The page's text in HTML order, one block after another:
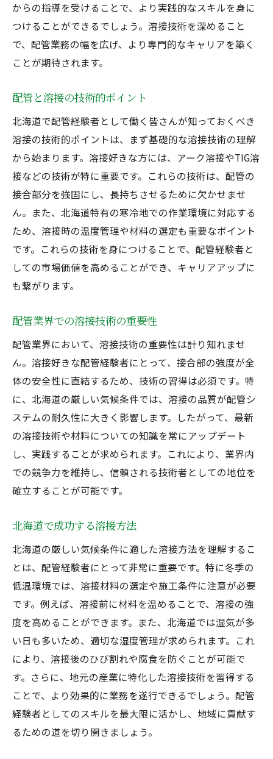
からの指導を受けることで、より実践的なスキルを身に
つけることができるでしょう。溶接技術を深めること
で、配管業務の幅を広げ、より専門的なキャリアを築く
ことが期待されます。
配管と溶接の技術的ポイント
北海道で配管経験者として働く皆さんが知っておくべき
溶接の技術的ポイントは、まず基礎的な溶接技術の理解
から始まります。溶接好きな方には、アーク溶接やTIG溶
接などの技術が特に重要です。これらの技術は、配管の
接合部分を強固にし、長持ちさせるために欠かせませ
ん。また、北海道特有の寒冷地での作業環境に対応する
ため、溶接時の温度管理や材料の選定も重要なポイント
です。これらの技術を身につけることで、配管経験者と
しての市場価値を高めることができ、キャリアアップに
も繋がります。
配管業界での溶接技術の重要性
配管業界において、溶接技術の重要性は計り知れませ
ん。溶接好きな配管経験者にとって、接合部の強度が全
体の安全性に直結するため、技術の習得は必須です。特
に、北海道の厳しい気候条件では、溶接の品質が配管シ
ステムの耐久性に大きく影響します。したがって、最新
の溶接技術や材料についての知識を常にアップデート
し、実践することが求められます。これにより、業界内
での競争力を維持し、信頼される技術者としての地位を
確立することが可能です。
北海道で成功する溶接方法
北海道の厳しい気候条件に適した溶接方法を理解するこ
とは、配管経験者にとって非常に重要です。特に冬季の
低温環境では、溶接材料の選定や施工条件に注意が必要
です。例えば、溶接前に材料を温めることで、溶接の強
度を高めることができます。また、北海道では湿気が多
い日も多いため、適切な湿度管理が求められます。これ
により、溶接後のひび割れや腐食を防ぐことが可能で
す。さらに、地元の産業に特化した溶接技術を習得する
ことで、より効果的に業務を遂行できるでしょう。配管
経験者としてのスキルを最大限に活かし、地域に貢献す
るための道を切り開きましょう。